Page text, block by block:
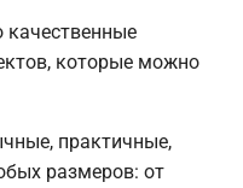
качественные
которые можно
практичные,
размеров: от